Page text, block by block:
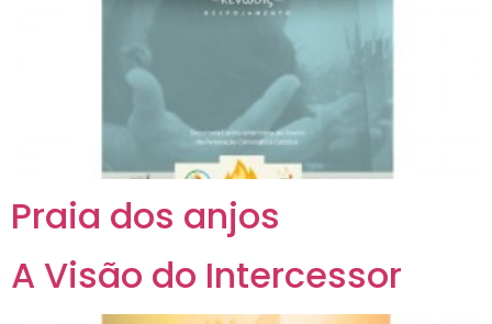
Praia dos anjos
A Visão do Intercessor